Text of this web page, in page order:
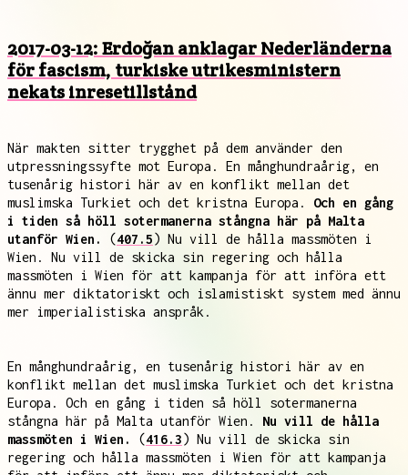
2017-03-12: Erdoğan anklagar Nederländerna
för fascism, turkiske utrikesministern
nekats inresetillstånd
När makten sitter trygghet på dem använder den
utpressningssyfte mot Europa. En månghundraårig, en
tusenårig histori här av en konflikt mellan det
muslimska Turkiet och det kristna Europa. Och en gång
i tiden så höll sotermanerna stångna här på Malta
utanför Wien.
(407.5) Nu vill de hålla massmöten i
Wien. Nu vill de skicka sin regering och hålla
massmöten i Wien för att kampanja för att införa ett
ännu mer diktatoriskt och islamistiskt system med ännu
mer imperialistiska anspråk.
En månghundraårig, en tusenårig histori här av en
konflikt mellan det muslimska Turkiet och det kristna
Europa. Och en gång i tiden så höll sotermanerna
stångna här på Malta utanför Wien. Nu vill de hålla
massmöten i Wien.
(416.3) Nu vill de skicka sin
regering och hålla massmöten i Wien för att kampanja